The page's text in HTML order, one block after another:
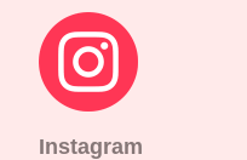
Instagram